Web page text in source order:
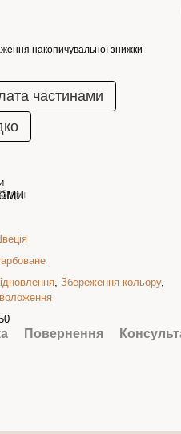
накопичувальної знижки
частинами
грн
, Збереження кольору,
Повернення